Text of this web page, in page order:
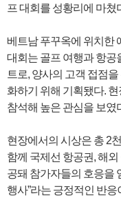
Analysis
프 대회를 성황리에 마쳤
베트남 푸꾸옥에 위치한
대회는 골프 여행과 항공
트로, 양사의 고객 접점
화하기 위해 기획됐다.
참석해 높은 관심을 보였
현장에서의 시상은 총 2
함께 국제선 항공권, 해
공돼 참가자들의 호응을
행사”라는 긍정적인 반응